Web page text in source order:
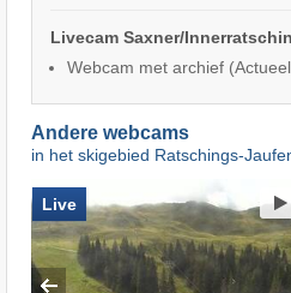
Livecam Saxner/
Webcam met archief
Andere webcams
in het skigebied Ratschings-
Live